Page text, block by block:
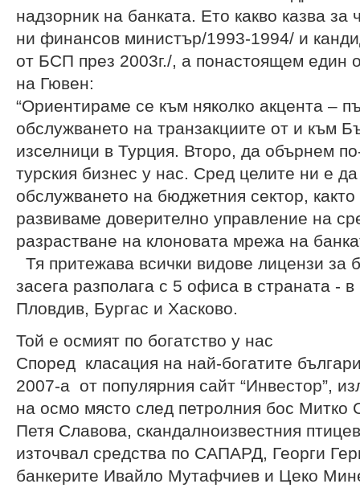
надзорник на банката. Ето какво казва
ни финансов министър/1993-1994/ и
от БСП през 2003г./, а понастоящем един
на Гювен:
“Ориентираме се към няколко акцента –
обслужването на транзакциите от и към
изселници в Турция. Второ, да обърнем
турския бизнес у нас. Сред целите ни е
обслужването на бюджетния сектор,
развиваме доверително управление на
разрастване на клоновата мрежа на
Тя притежава всички видове лицензи за
засега разполага с 5 офиса в страната -
Пловдив, Бургас и Хасково.
Той е осмият по богатство у нас
Според класация на най-богатите
2007-а от популярния сайт “Инвестор”,
на осмо място след петролния бос Митко
Петя Славова, скандалноизвестния
източвал средства по САПАРД, Георги
банкерите Ивайло Мутафчиев и Цеко